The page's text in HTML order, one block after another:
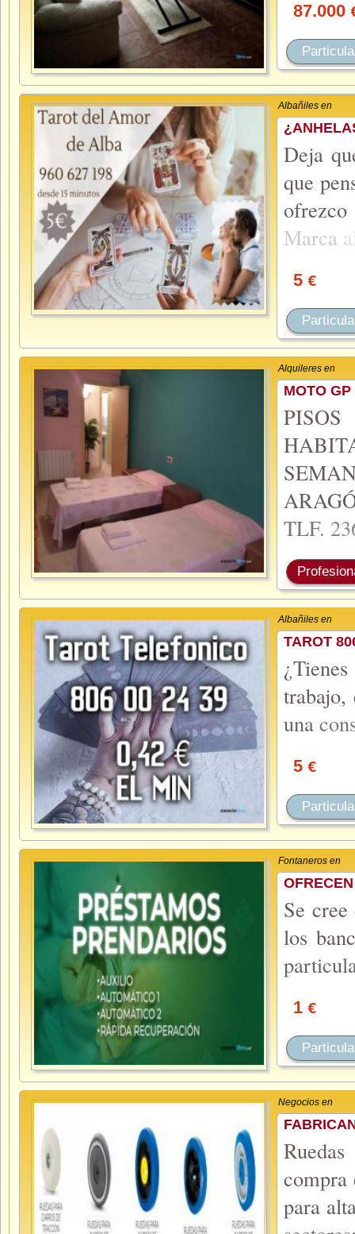
87.000
Albañiles en
Deja
que
Marca
5 €
Alquileres en
MOTO
TLF.
Albañiles en
TAROT
una
5 €
Fontaneros en
Se
los
1 €
Negocios en
compra
para